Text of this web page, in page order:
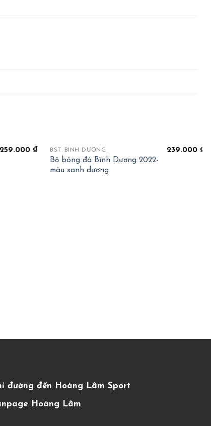
259.000 ₫ BST BÌNH DƯƠNG
Bộ bóng đá Bình Dương 2022-
màu xanh dương
239.000 ₫
đường đến Hoàng Lâm Sport
Hoàng Lâm